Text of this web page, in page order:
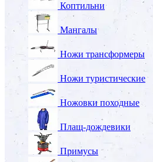
Коптильни
Мангалы
Ножи трансформеры
Ножи туристические
Ножовки походные
Плащ-дождевики
Примусы